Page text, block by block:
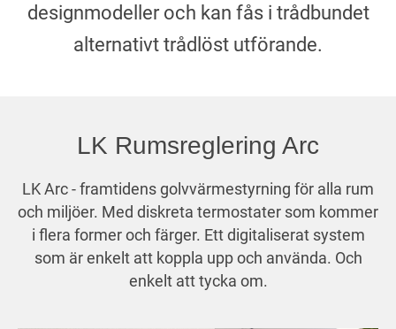
designmodeller och kan fås i trådbundet
LK Rumsreglering Arc
LK Arc - framtidens golvvärmestyrning för alla rum
och miljöer. Med diskreta termostater som kommer
i flera former och färger. Ett digitaliserat system
som är enkelt att koppla upp och använda. Och
enkelt att tycka om.